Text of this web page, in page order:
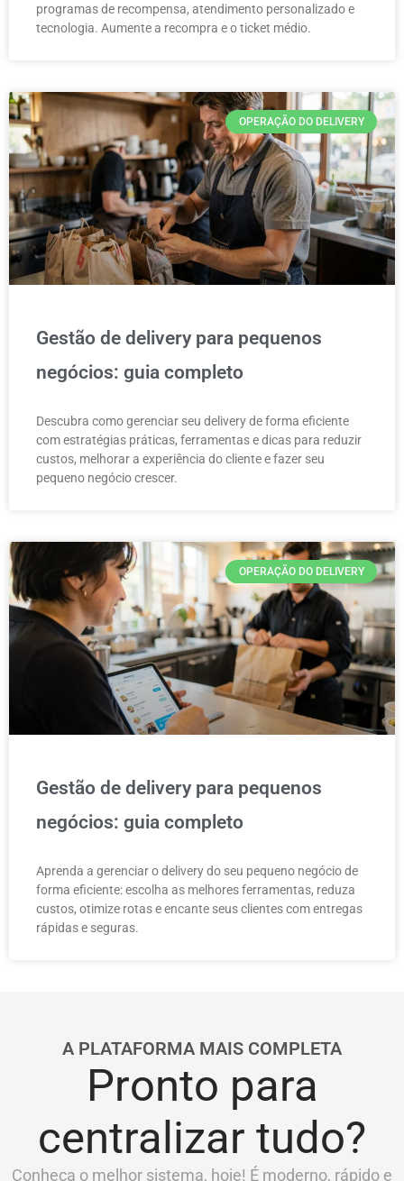
programas de recompensa, atendimento personalizado e
tecnologia. Aumente a recompra e o ticket médio.
OPERAÇÃO DO DELIVERY
Gestão de delivery para pequenos
negócios: guia completo
Descubra como gerenciar seu delivery de forma eficiente
com estratégias práticas, ferramentas e dicas para reduzir
custos, melhorar a experiência do cliente e fazer seu
pequeno negócio crescer.
OPERAÇÃO DO DELIVERY
Gestão de delivery para pequenos
negócios: guia completo
Aprenda a gerenciar o delivery do seu pequeno negócio de
forma eficiente: escolha as melhores ferramentas, reduza
custos, otimize rotas e encante seus clientes com entregas
rápidas e seguras.
A PLATAFORMA MAIS COMPLETA
Pronto para
centralizar tudo?
Conheça o melhor sistema, hoje! É moderno, rápido e